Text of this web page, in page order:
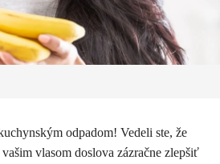
odpadom! Vedeli ste, že
vlasom doslova zázračne zlepšiť